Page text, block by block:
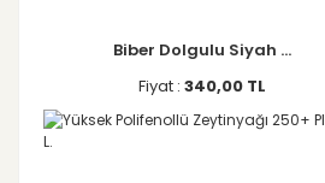
Biber Dolgulu Siyah ...
Fiyat : 340,00 TL